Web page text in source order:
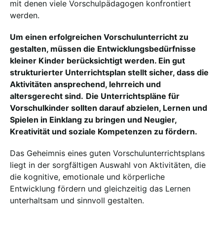
mit denen viele Vorschulpädagogen konfrontiert
werden.
Um einen erfolgreichen Vorschulunterricht zu
gestalten, müssen die Entwicklungsbedürfnisse
kleiner Kinder berücksichtigt werden. Ein gut
strukturierter Unterrichtsplan stellt sicher, dass die
Aktivitäten ansprechend, lehrreich und
altersgerecht sind. Die Unterrichtspläne für
Vorschulkinder sollten darauf abzielen, Lernen und
Spielen in Einklang zu bringen und Neugier,
Kreativität und soziale Kompetenzen zu fördern.
Das Geheimnis eines guten Vorschulunterrichtsplans
liegt in der sorgfältigen Auswahl von Aktivitäten, die
die kognitive, emotionale und körperliche
Entwicklung fördern und gleichzeitig das Lernen
unterhaltsam und sinnvoll gestalten.